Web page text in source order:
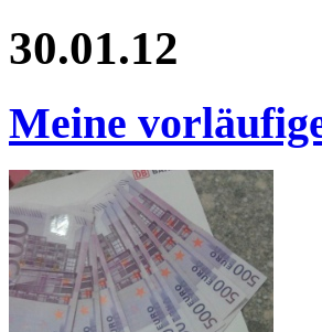
30.01.12
Meine